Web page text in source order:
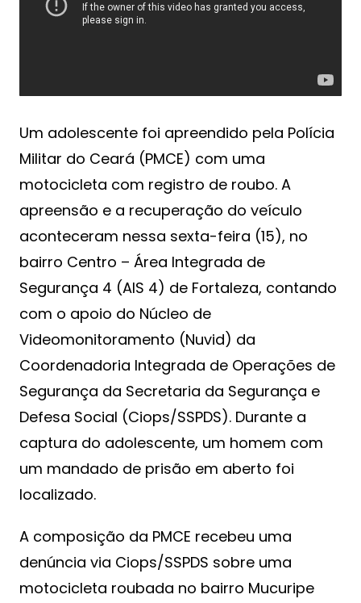
Um adolescente foi apreendido pela Polícia
Militar do Ceará (PMCE) com uma
motocicleta com registro de roubo. A
apreensão e a recuperação do veículo
aconteceram nessa sexta-feira (15), no
bairro Centro – Área Integrada de
Segurança 4 (AIS 4) de Fortaleza, contando
com o apoio do Núcleo de
Videomonitoramento (Nuvid) da
Coordenadoria Integrada de Operações de
Segurança da Secretaria da Segurança e
Defesa Social (Ciops/SSPDS). Durante a
captura do adolescente, um homem com
um mandado de prisão em aberto foi
localizado.
A composição da PMCE recebeu uma
denúncia via Ciops/SSPDS sobre uma
motocicleta roubada no bairro Mucuripe